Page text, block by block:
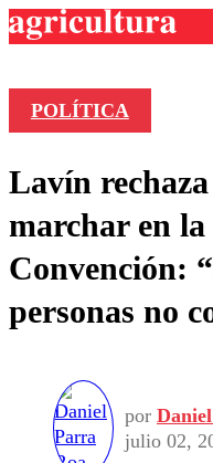
Deportes
Colo
Motor
Torneo
Nacional
Política
Vida
POLÍTICA
Lavín
marchar en
Convención:
personas no
por
julio 02,